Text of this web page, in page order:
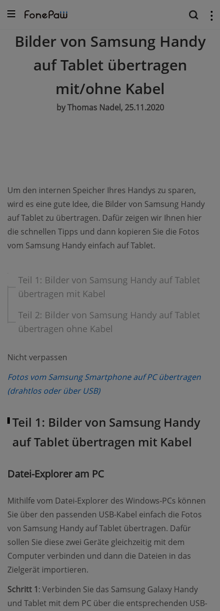
Bilder von Samsung Handy
auf Tablet übertragen
mit/ohne Kabel
by Thomas Nadel, 25.11.2020
Um den internen Speicher Ihres Handys zu sparen,
wird es eine gute Idee, die Bilder von Samsung Handy
auf Tablet zu übertragen. Dafür zeigen wir Ihnen hier
die schnellen Tipps und dann kopieren Sie die Fotos
vom Samsung Handy einfach auf Tablet.
Teil 1: Bilder von Samsung Handy auf Tablet
übertragen mit Kabel
Teil 2: Bilder von Samsung Handy auf Tablet
übertragen ohne Kabel
Nicht verpassen
Fotos vom Samsung Smartphone auf PC übertragen
(drahtlos oder über USB)(opens new window)
Teil 1: Bilder von Samsung Handy
auf Tablet übertragen mit Kabel
Datei-Explorer am PC
Mithilfe vom Datei-Explorer des Windows-PCs können
Sie über den passenden USB-Kabel einfach die Fotos
von Samsung Handy auf Tablet übertragen. Dafür
sollen Sie diese zwei Geräte gleichzeitig mit dem
Computer verbinden und dann die Dateien in das
Zielgerät importieren.
Schritt 1: Verbinden Sie das Samsung Galaxy Handy
und Tablet mit dem PC über die entsprechenden USB-